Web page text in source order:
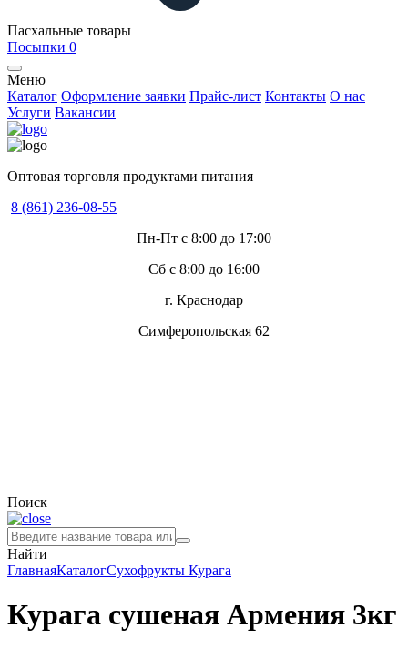
Пасхальные товары
Посыпки 0
Меню
Каталог Оформление заявки Прайс-лист Контакты О нас
Услуги Вакансии
Оптовая торговля продуктами питания
8 (861) 236-08-55
Пн-Пт с 8:00 до 17:00
Сб с 8:00 до 16:00
г. Краснодар
Симферопольская 62
Поиск
Найти
ГлавнаяКаталогСухофрукты Курага
Курага сушеная Армения 3кг